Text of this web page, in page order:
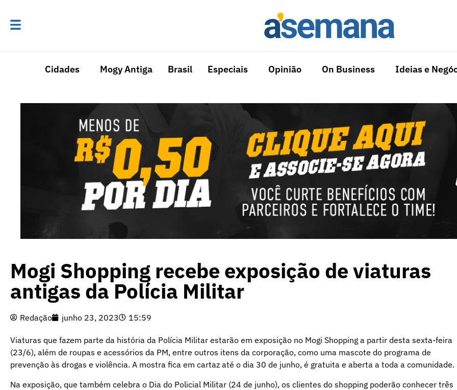
Cidades Mogy Antiga Brasil Especiais Opinião On Business Ideias e
Mogi Shopping recebe exposição de viaturas
antigas da Polícia Militar
Redação junho 23, 2023 15:59
Viaturas que fazem parte da história da Polícia Militar estarão em exposição no Mogi Shopping a partir desta sexta-feira
(23/6), além de roupas e acessórios da PM, entre outros itens da corporação, como uma mascote do programa de
prevenção às drogas e violência. A mostra fica em cartaz até o dia 30 de junho, é gratuita e aberta a toda a comunidade.
Na exposição, que também celebra o Dia do Policial Militar (24 de junho), os clientes do shopping poderão conhecer três